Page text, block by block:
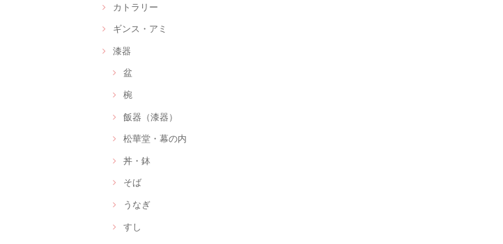
カトラリー
ギンス・アミ
漆器
盆
椀
飯器（漆器）
松華堂・幕の内
丼・鉢
そば
うなぎ
すし